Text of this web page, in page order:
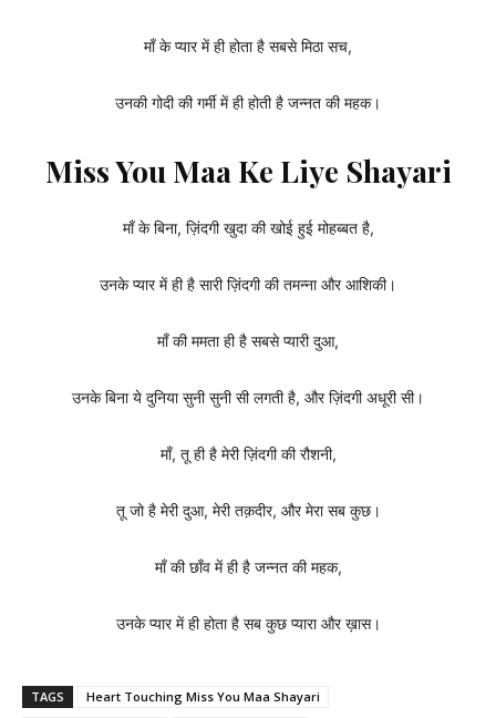
माँ के प्यार में ही होता है सबसे मिठा सच,
उनकी गोदी की गर्मी में ही होती है जन्नत की महक।
Miss You Maa Ke Liye Shayari
माँ के बिना, ज़िंदगी खुदा की खोई हुई मोहब्बत है,
उनके प्यार में ही है सारी ज़िंदगी की तमन्ना और आशिकी।
माँ की ममता ही है सबसे प्यारी दुआ,
उनके बिना ये दुनिया सुनी सुनी सी लगती है, और ज़िंदगी अधूरी सी।
माँ, तू ही है मेरी ज़िंदगी की रौशनी,
तू जो है मेरी दुआ, मेरी तक़दीर, और मेरा सब कुछ।
माँ की छाँव में ही है जन्नत की महक,
उनके प्यार में ही होता है सब कुछ प्यारा और ख़ास।
TAGS
Heart Touching Miss You Maa Shayari